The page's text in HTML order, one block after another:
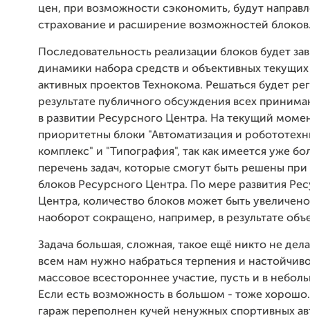
цен, при возможности сэкономить, будут
страхование и расширение возможностей
Последовательность реализации блоков будет
динамики набора средств и объективных
активных проектов Технокома. Решаться будет
результате публичного обсуждения всех
в развитии Ресурсного Центра. На текущий
приоритетны блоки "Автоматизация и
комплекс" и "Типография", так как имеется уже
перечень задач, которые смогут быть решены
блоков Ресурсного Центра. По мере развития
Центра, количество блоков может быть
наоборот сокращено, например, в результате
Задача большая, сложная, такое ещё никто не
всем нам нужно набраться терпения и
массовое всестороннее участие, пусть и в
Если есть возможность в большом - тоже
гараж переполнен кучей ненужных спортивных